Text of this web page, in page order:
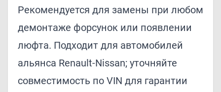
Рекомендуется для замены при любом
демонтаже форсунок или появлении
люфта. Подходит для автомобилей
альянса Renault-Nissan; уточняйте
совместимость по VIN для гарантии